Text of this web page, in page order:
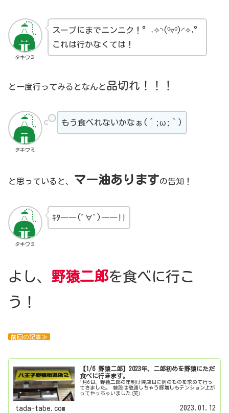
タキワミ
スープにまでニンニク！°˖✧◝(⁰▿⁰)◜✧˖°
これは行かなくては！
と一度行ってみるとなんと 品切れ ！！！
タキワミ
もう食べれないかなぁ(´;ω;｀)
と思っていると、 マー油ありますの告知！
タキワミ
ｷﾀ――(ﾟ∀ﾟ)――!!
よし、 野猿二郎を食べに行こ
う！
前回の記事≫
【1/6 野猿二郎】2023年、二郎初めを野猿にただ
食べに行きます。
1月6日、野猿二郎の年明け開店日に例のものを求めて行っ
てきました。 普段は敬遠しちゃう豚増しもテンション上が
ってやっちゃいました(笑)
tada-tabe.com 2023.01.12